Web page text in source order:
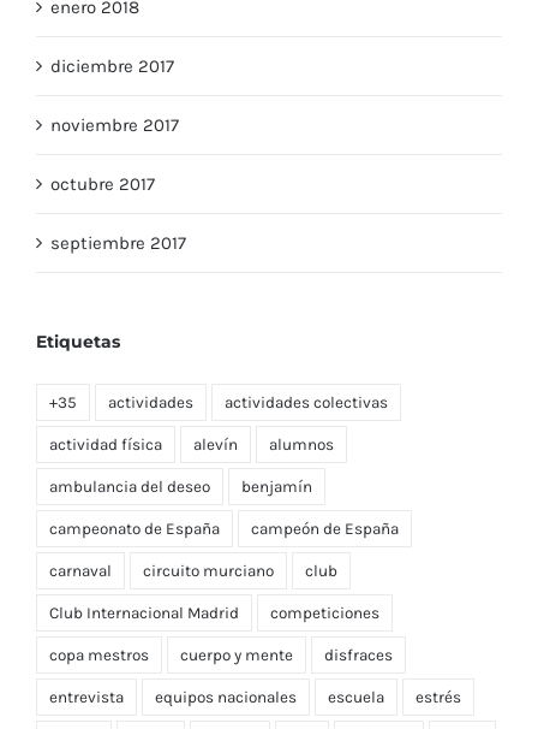
enero 2018
diciembre 2017
noviembre 2017
octubre 2017
septiembre 2017
Etiquetas
+35 actividades actividades colectivas
actividad física alevín alumnos
ambulancia del deseo benjamín
campeonato de España campeón de España
carnaval circuito murciano club
Club Internacional Madrid competiciones
copa mestros cuerpo y mente disfraces
entrevista equipos nacionales escuela estrés